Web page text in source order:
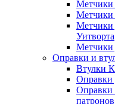
Метчики
Метчики
Метчики
Уитворта
Метчики
Оправки и
Втулки
Оправки
Оправки
патронов